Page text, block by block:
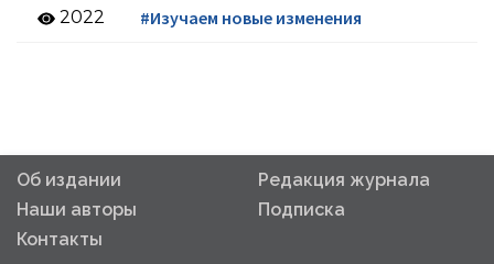
2022 #Изучаем новые изменения
Об издании
Редакция журнала
Наши авторы
Подписка
Контакты